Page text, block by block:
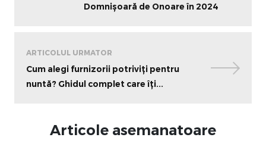
Domnișoară de Onoare în 2024
ARTICOLUL URMATOR
Cum alegi furnizorii potriviți pentru
nuntă? Ghidul complet care îți...
Articole asemanatoare